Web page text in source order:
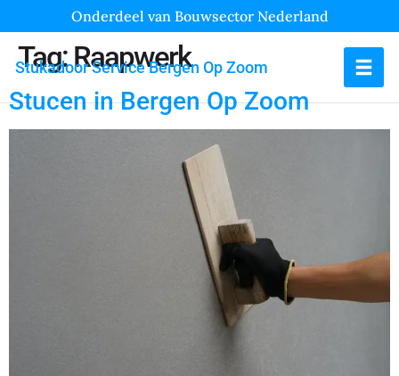
Onderdeel van Bouwsector Nederland
Stukadoor Service Bergen Op Zoom
Tag:Raapwerk
Stucen in Bergen Op Zoom